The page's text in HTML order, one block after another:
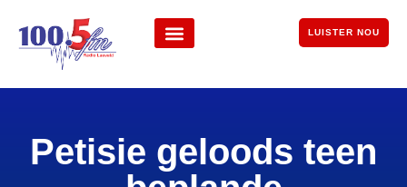
LUISTER NOU
Petisie geloods teen